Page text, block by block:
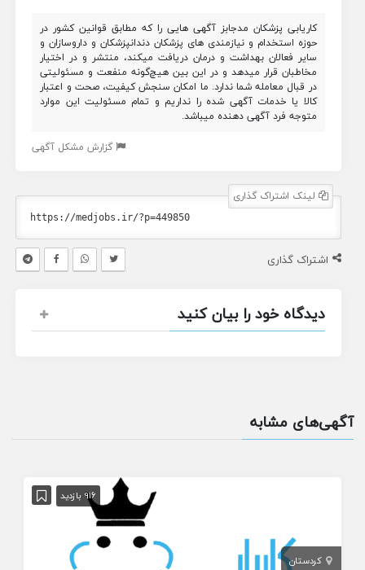
کاریابی پزشکان مدجابز آگهی هایی را که مطابق قوانین کشور در
حوزه استخدام و نیازمندی های پزشکان دندانپزشکان و داروسازان و
سایر فعالان بهداشت و درمان دریافت میکند، منتشر و در اختیار
مخاطبان قرار میدهد و در این بین هیچ‌گونه منفعت و مسئولیتی
در قبال معامله شما ندارد. ما امکان سنجش کیفیت، صحت و اعتبار
کالا یا خدمات آگهی شده را نداریم و تمام مسئولیت این موارد
متوجه فرد آگهی دهنده میباشد.
گزارش مشکل آگهی
لینک اشتراک گذاری
اشتراک گذاری
دیدگاه خود را بیان کنید
آگهی‌های مشابه
916 بازدید
کردستان